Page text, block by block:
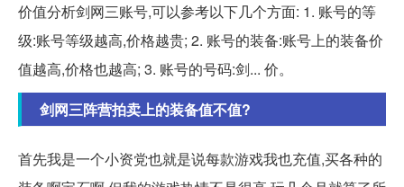
价值分析剑网三账号,可以参考以下几个方面: 1. 账号的等
级:账号等级越高,价格越贵; 2. 账号的装备:账号上的装备价
值越高,价格也越高; 3. 账号的号码:剑... 价。
剑网三阵营拍卖上的装备值不值?
首先我是一个小资党也就是说每款游戏我也充值,买各种的